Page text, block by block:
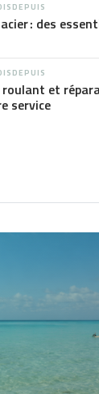
: des
roulant et
service